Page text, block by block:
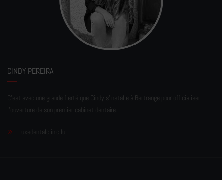
CINDY PEREIRA
C'est avec une grande fierté que Cindy s'installe à Bertrange pour officialiser
l'ouverture de son premier cabinet dentaire.
Luxedentalclinic.lu